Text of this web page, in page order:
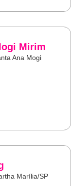
Mirim
Ana Mogi
Marília/SP